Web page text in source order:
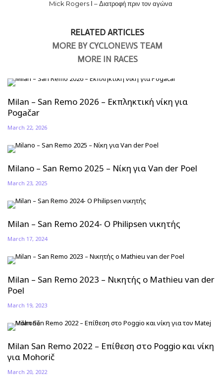
Mick Rogers Ι – Διατροφή πριν τον αγώνα
RELATED ARTICLES
MORE BY CYCLONEWS TEAM
MORE IN RACES
Milan – San Remo 2026 – Εκπληκτική νίκη για
Pogačar
March 22, 2026
Milano – San Remo 2025 – Νίκη για Van der Poel
March 23, 2025
Milan – San Remo 2024- Ο Philipsen νικητής
March 17, 2024
Milan – San Remo 2023 – Νικητής ο Mathieu van der
Poel
March 19, 2023
Milan San Remo 2022 – Επίθεση στο Poggio και νίκη
για Mohorič
March 20, 2022